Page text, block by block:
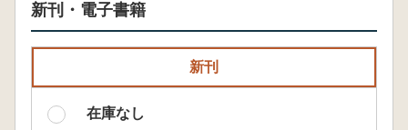
新刊・電子書籍
新刊
在庫なし